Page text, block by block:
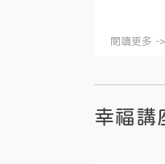
閱讀更多 ->
幸福講